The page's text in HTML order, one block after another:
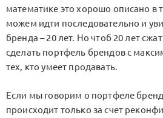
математике это хорошо описано в
можем идти последовательно и
бренда – 20 лет. Но чтоб 20 лет
сделать портфель брендов с
тех, кто умеет продавать.
Если мы говорим о портфеле
происходит только за счет